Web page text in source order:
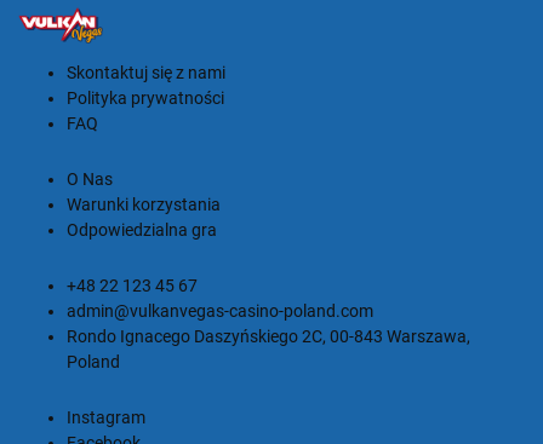
Skontaktuj się z nami
Polityka prywatności
FAQ
O Nas
Warunki korzystania
Odpowiedzialna gra
+48 22 123 45 67
admin@vulkanvegas-casino-poland.com
Rondo Ignacego Daszyńskiego 2C, 00-843 Warszawa,
Poland
Instagram